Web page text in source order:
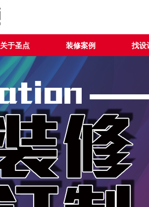
关于圣点 装修案例 找设